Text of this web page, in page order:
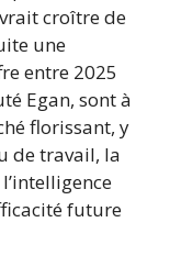
croître de
une
entre 2025
Egan, sont à
florissant, y
de travail, la
future